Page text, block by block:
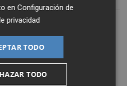
enConfiguración de
privacidad
TODO
TODO